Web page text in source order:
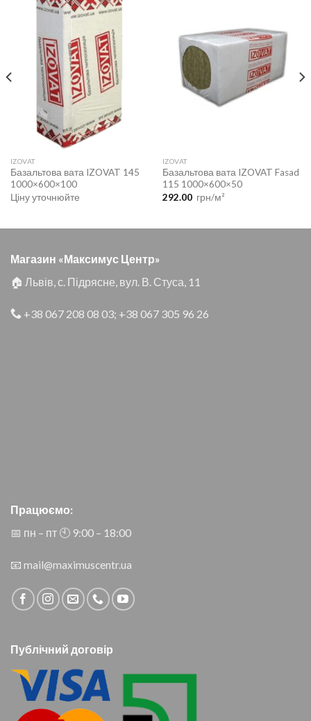
IZOVAT
Базальтова вата IZOVAT 145
1000×600×100
Ціну уточнюйте
IZOVAT
Базальтова вата IZOVAT Fasad
115 1000×600×50
292.00 грн/м²
Магазин «Максимус Центр»
🏠 Львів, с. Підрясне, вул. В. Стуса, 11
+38 067 208 08 03; +38 067 305 96 26
Працюємо:
📅 пн – пт 🕙︎ 9:00 – 18:00
📧 mail@maximuscentr.ua
Публічний договір